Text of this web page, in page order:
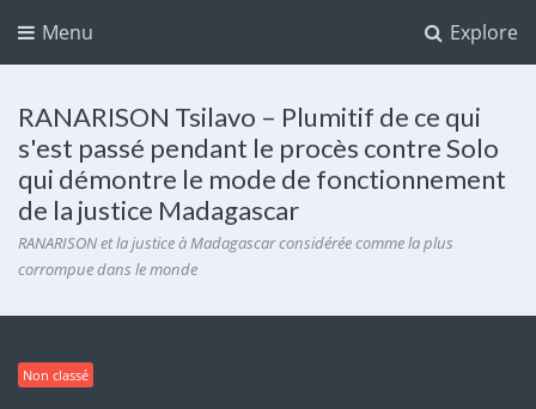
Explore
Menu
RANARISON Tsilavo – Plumitif de ce qui
s'est passé pendant le procès contre Solo
qui démontre le mode de fonctionnement
de la justice Madagascar
RANARISON et la justice à Madagascar considérée comme la plus
corrompue dans le monde
Non classé